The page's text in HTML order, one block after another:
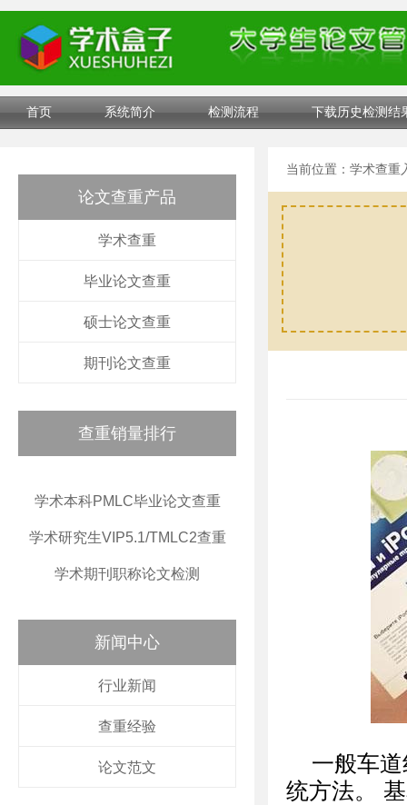
首页 系统简介 检测流程 下载历史检测结
论文查重产品
学术查重
毕业论文查重
硕士论文查重
期刊论文查重
查重销量排行
学术本科PMLC毕业论文查重
学术研究生VIP5.1/TMLC2查重
学术期刊职称论文检测
新闻中心
行业新闻
查重经验
论文范文
当前位置： 学术查重
一般车
统方法。